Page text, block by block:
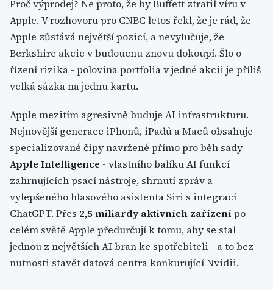
Proč výprodej? Ne proto, že by Buffett ztratil víru v
Apple. V rozhovoru pro CNBC letos řekl, že je rád, že
Apple zůstává největší pozicí, a nevylučuje, že
Berkshire akcie v budoucnu znovu dokoupí. Šlo o
řízení rizika - polovina portfolia v jedné akcii je příliš
velká sázka na jednu kartu.
Apple mezitím agresivně buduje AI infrastrukturu.
Nejnovější generace iPhonů, iPadů a Maců obsahuje
specializované čipy navržené přímo pro běh sady
Apple Intelligence - vlastního balíku AI funkcí
zahrnujících psací nástroje, shrnutí zpráv a
vylepšeného hlasového asistenta Siri s integrací
ChatGPT. Přes 2,5 miliardy aktivních zařízení po
celém světě Apple předurčují k tomu, aby se stal
jednou z největších AI bran ke spotřebiteli - a to bez
nutnosti stavět datová centra konkurující Nvidii.